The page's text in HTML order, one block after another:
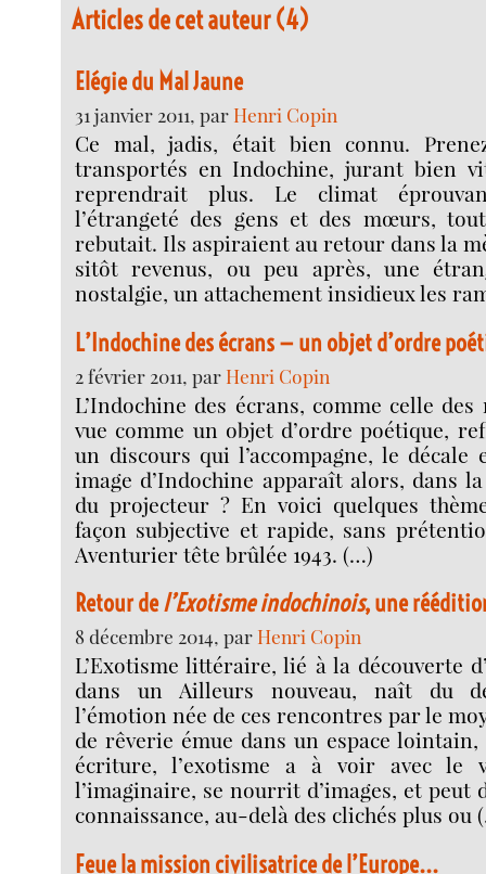
Articles de cet auteur (4)
Elégie du Mal Jaune
31 janvier 2011, parHenri Copin
Ce mal, jadis, était bien connu.
transportés en Indochine, jurant bien
reprendrait plus. Le climat
l’étrangeté des gens et des mœurs,
rebutait. Ils aspiraient au retour dans la
sitôt revenus, ou peu après, une
nostalgie, un attachement insidieux les
L’Indochine des écrans — un objet d’ordre
2 février 2011, parHenri Copin
L’Indochine des écrans, comme celle
vue comme un objet d’ordre poétique,
un discours qui l’accompagne, le décale
image d’Indochine apparaît alors, dans
du projecteur ? En voici quelques
façon subjective et rapide, sans
Aventurier tête brûlée 1943. (…)
Retour del’Exotisme indochinois, une
8 décembre 2014, parHenri Copin
L’Exotisme littéraire, lié à la découverte
dans un Ailleurs nouveau, naît du
l’émotion née de ces rencontres par le
de rêverie émue dans un espace
écriture, l’exotisme a à voir avec le
l’imaginaire, se nourrit d’images, et peut
connaissance, au-delà des clichés plus ou
Feue la mission civilisatrice de l’Europe...